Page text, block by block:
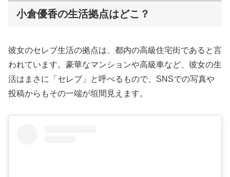
小倉優香の生活拠点はどこ？
彼女のセレブ生活の拠点は、都内の高級住宅街であると言
われています。豪華なマンションや高級車など、彼女の生
活はまさに「セレブ」と呼べるもので、SNSでの写真や
投稿からもその一端が垣間見えます。